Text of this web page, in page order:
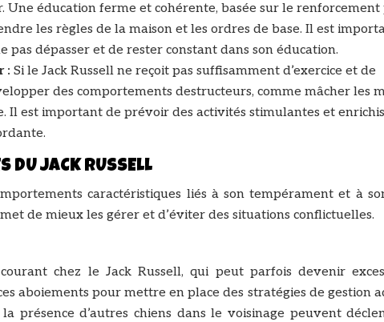
éducation ferme et cohérente, basée sur le renforcement
les règles de la maison et les ordres de base. Il est
pas dépasser et de rester constant dans son éducation.
: Si le Jack Russell ne reçoit pas suffisamment d’exercice et de
des comportements destructeurs, comme mâcher les
Il est important de prévoir des activités stimulantes et
DU JACK RUSSELL
caractéristiques liés à son tempérament et à
de mieux les gérer et d’éviter des situations conflictuelles.
chez le Jack Russell, qui peut parfois devenir
aboiements pour mettre en place des stratégies de gestion
présence d’autres chiens dans le voisinage peuvent